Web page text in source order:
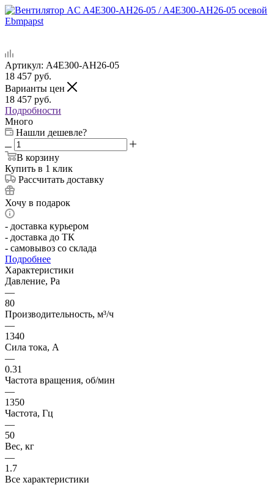
Артикул: A4E300-AH26-05
18 457 руб.
Варианты цен
18 457 руб.
Подробности
Много
Нашли дешевле?
В корзину
Купить в 1 клик
Рассчитать доставку
Хочу в подарок
- доставка курьером
- доставка до ТК
- самовывоз со склада
Подробнее
Характеристики
Давление, Pa
—
80
Производительность, м³/ч
—
1340
Сила тока, А
—
0.31
Частота вращения, об/мин
—
1350
Частота, Гц
—
50
Вес, кг
—
1.7
Все характеристики